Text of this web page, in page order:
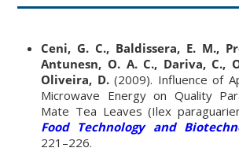
Ceni, G. C., Baldissera, E. M.,
Antunesn, O. A. C., Dariva, C.,
Oliveira, D.(2009). Influence of
Microwave Energy on Quality
Mate Tea Leaves (Ilex
Food Technology and
221–226.